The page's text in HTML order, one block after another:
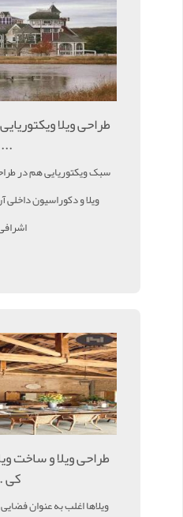
طراحی ویلا
...
سبک ویکتوریایی هم در
ویلا و دکوراسیون
طراحی ویلا و ساخت
کی
ویلاها اغلب به عنوان